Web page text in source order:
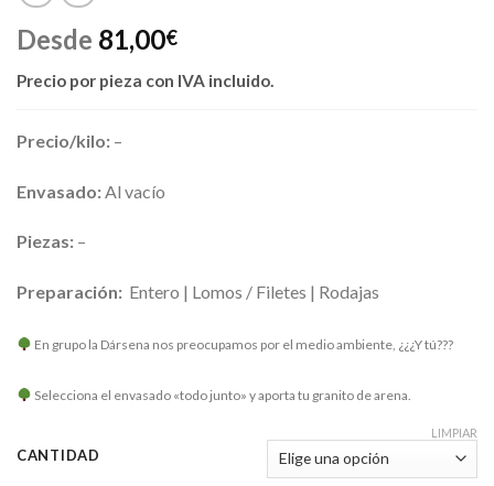
Desde 81,00€
Precio por pieza con IVA incluido.
Precio/kilo: –
Envasado: Al vacío
Piezas: –
Preparación: Entero | Lomos / Filetes | Rodajas
En grupo la Dársena nos preocupamos por el medio ambiente, ¿¿¿Y tú???
Selecciona el envasado «todo junto» y aporta tu granito de arena.
CANTIDAD
LIMPIAR